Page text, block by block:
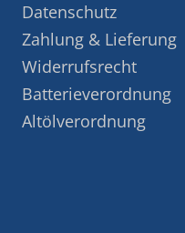
Datenschutz
Zahlung & Lieferung
Widerrufsrecht
Batterieverordnung
Altölverordnung